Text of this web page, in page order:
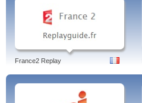
France2 Replay